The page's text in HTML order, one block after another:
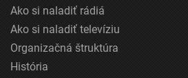
Ako si naladiť rádiá
Ako si naladiť televíziu
Organizačná štruktúra
História